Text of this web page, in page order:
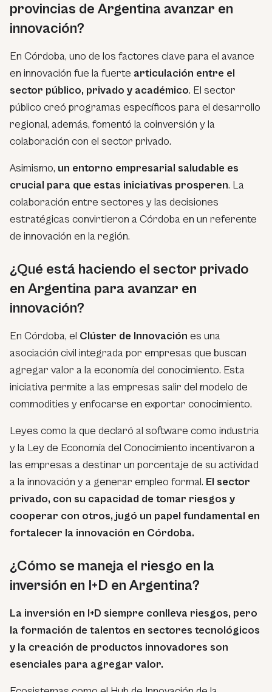
provincias de Argentina avanzar en
innovación?
En Córdoba, uno de los factores clave para el avance
en innovación fue la fuerte articulación entre el
sector público, privado y académico. El sector
público creó programas específicos para el desarrollo
regional, además, fomentó la coinversión y la
colaboración con el sector privado.
Asimismo, un entorno empresarial saludable es
crucial para que estas iniciativas prosperen. La
colaboración entre sectores y las decisiones
estratégicas convirtieron a Córdoba en un referente
de innovación en la región.
¿Qué está haciendo el sector privado
en Argentina para avanzar en
innovación?
En Córdoba, el Clúster de Innovación es una
asociación civil integrada por empresas que buscan
agregar valor a la economía del conocimiento. Esta
iniciativa permite a las empresas salir del modelo de
commodities y enfocarse en exportar conocimiento.
Leyes como la que declaró al software como industria
y la Ley de Economía del Conocimiento incentivaron a
las empresas a destinar un porcentaje de su actividad
a la innovación y a generar empleo formal. El sector
privado, con su capacidad de tomar riesgos y
cooperar con otros, jugó un papel fundamental en
fortalecer la innovación en Córdoba.
¿Cómo se maneja el riesgo en la
inversión en I+D en Argentina?
La inversión en I+D siempre conlleva riesgos, pero
la formación de talentos en sectores tecnológicos
y la creación de productos innovadores son
esenciales para agregar valor.